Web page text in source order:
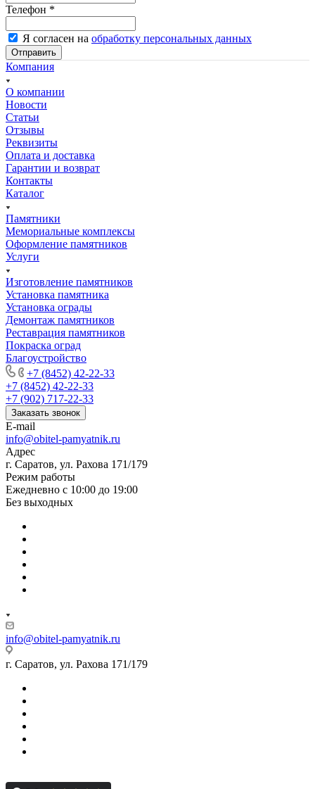
Телефон *
Я согласен на обработку персональных данных
Отправить
Компания
О компании
Новости
Статьи
Отзывы
Реквизиты
Оплата и доставка
Гарантии и возврат
Контакты
Каталог
Памятники
Мемориальные комплексы
Оформление памятников
Услуги
Изготовление памятников
Установка памятника
Установка ограды
Демонтаж памятников
Реставрация памятников
Покраска оград
Благоустройство
+7 (8452) 42-22-33
+7 (8452) 42-22-33
+7 (902) 717-22-33
Заказать звонок
E-mail
info@obitel-pamyatnik.ru
Адрес
г. Саратов, ул. Рахова 171/179
Режим работы
Ежедневно с 10:00 до 19:00
Без выходных
info@obitel-pamyatnik.ru
г. Саратов, ул. Рахова 171/179